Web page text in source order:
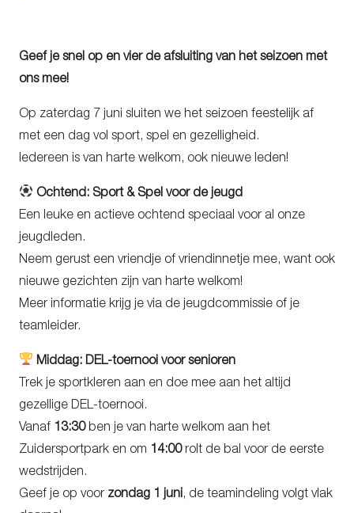
Geef je snel op en vier de afsluiting van het seizoen met
ons mee!
Op zaterdag 7 juni sluiten we het seizoen feestelijk af
met een dag vol sport, spel en gezelligheid.
Iedereen is van harte welkom, ook nieuwe leden!
Ochtend: Sport & Spel voor de jeugd
Een leuke en actieve ochtend speciaal voor al onze
jeugdleden.
Neem gerust een vriendje of vriendinnetje mee, want ook
nieuwe gezichten zijn van harte welkom!
Meer informatie krijg je via de jeugdcommissie of je
teamleider.
Middag: DEL-toernooi voor senioren
Trek je sportkleren aan en doe mee aan het altijd
gezellige DEL-toernooi.
Vanaf 13:30ben je van harte welkom aan het
Zuidersportpark en om
14:00 rolt de bal voor de eerste
wedstrijden.
Geef je op voor zondag 1 juni, de teamindeling volgt vlak